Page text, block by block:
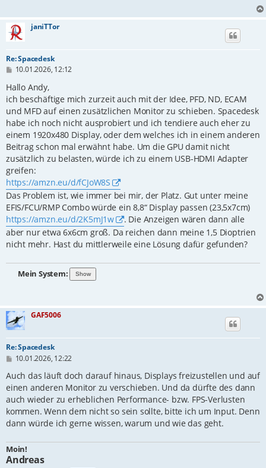
janiTTor
Re: Spacedesk
B
i
t
r
a
g
10.01.2026, 12:12
Hallo Andy,
ich beschäftige mich zurzeit auch mit der Idee, PFD, ND, ECAM
und MFD auf einen zusätzlichen Monitor zu schieben. Spacedesk
habe ich noch nicht ausprobiert und ich tendiere auch eher zu
einem 1920x480 Display, oder dem welches ich in einem anderen
Beitrag schon mal erwähnt habe. Um die GPU damit nicht
zusätzlich zu belasten, würde ich zu einem USB-HDMI Adapter
greifen:
https://amzn.eu/d/fCJoW8S
Das Problem ist, wie immer bei mir, der Platz. Gut unter meine
EFIS/FCU/RMP Combo würde ein 8,8“ Display passen (23,5x7cm)
https://amzn.eu/d/2K5mJ1w
. Die Anzeigen wären dann alle
aber nur etwa 6x6cm groß. Da reichen dann meine 1,5 Dioptrien
nicht mehr. Hast du mittlerweile eine Lösung dafür gefunden?
Mein System:
GAF5006
Re: Spacedesk
B
i
r
a
g
10.01.2026, 12:22
Auch das läuft doch darauf hinaus, Displays freizustellen und auf
einen anderen Monitor zu verschieben. Und da dürfte des dann
auch wieder zu erheblichen Performance- bzw. FPS-Verlusten
kommen. Wenn dem nicht so sein sollte, bitte ich um Input. Denn
dann würde ich gerne wissen, warum und wie das geht.
Moin!
Andreas